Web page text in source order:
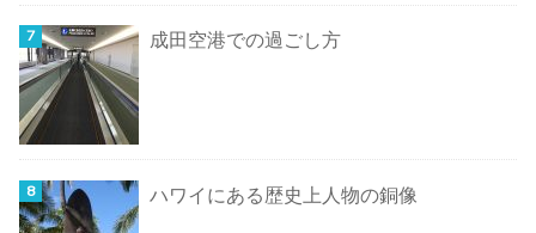
成田空港での過ごし方
ハワイにある歴史上人物の銅像